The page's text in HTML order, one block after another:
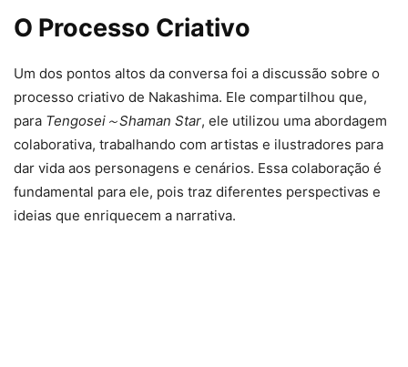
O Processo Criativo
Um dos pontos altos da conversa foi a discussão sobre o
processo criativo de Nakashima. Ele compartilhou que,
para Tengosei～Shaman Star, ele utilizou uma abordagem
colaborativa, trabalhando com artistas e ilustradores para
dar vida aos personagens e cenários. Essa colaboração é
fundamental para ele, pois traz diferentes perspectivas e
ideias que enriquecem a narrativa.